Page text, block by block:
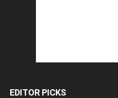
EDITOR PICKS